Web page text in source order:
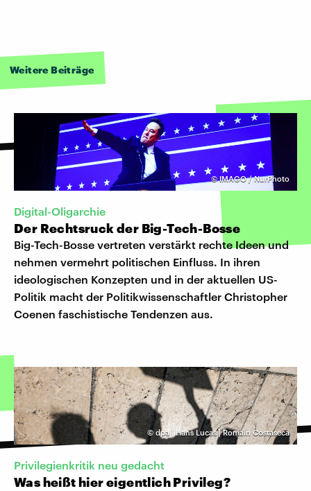
Weitere Beiträge
©IMAGO / NurPhoto
Digital-Oligarchie
Der Rechtsruck der Big-Tech-Bosse
Big-Tech-Bosse vertreten verstärkt rechte Ideen und
nehmen vermehrt politischen Einfluss. In ihren
ideologischen Konzepten und in der aktuellen US-
Politik macht der Politikwissenschaftler Christopher
Coenen faschistische Tendenzen aus.
©dpa | Hans Lucas | Romain Costaseca
Privilegienkritik neu gedacht
Was heißt hier eigentlich Privileg?